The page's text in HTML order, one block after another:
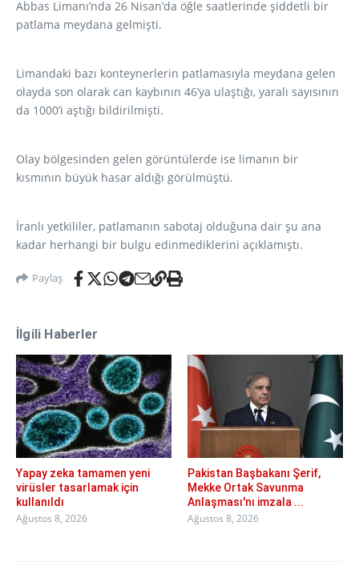
Abbas Limanı’nda 26 Nisan’da öğle saatlerinde şiddetli bir
patlama meydana gelmişti.
Limandaki bazı konteynerlerin patlamasıyla meydana gelen
olayda son olarak can kaybının 46’ya ulaştığı, yaralı sayısının
da 1000’i aştığı bildirilmişti.
Olay bölgesinden gelen görüntülerde ise limanın bir
kısmının büyük hasar aldığı görülmüştü.
İranlı yetkililer, patlamanın sabotaj olduğuna dair şu ana
kadar herhangi bir bulgu edinmediklerini açıklamıştı.
Paylaş
İlgili Haberler
Yapay zeka tamamen yeni
virüsler tasarlamak için
kullanıldı
Ağustos 8, 2026
Pakistan Başbakanı Şerif,
Mekke Ortak Savunma
Anlaşması'nı imzala ...
Ağustos 8, 2026